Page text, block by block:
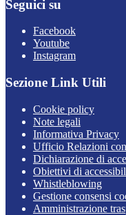
Seguici su
Facebook
Youtube
Instagram
Sezione Link Utili
Cookie policy
Note legali
Informativa Privacy
Ufficio Relazioni
Dichiarazione di
Obiettivi di
Whistleblowing
Gestione consensi
Amministrazione